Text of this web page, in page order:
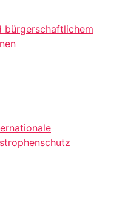
bürgerschaftlichem